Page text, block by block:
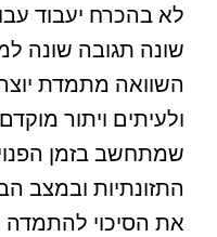
לא בהכרח יעבוד
שונה תגובה שונה
השוואה מתמדת
ולעיתים ויתור
שמתחשב בזמן
התזונתיות ובמצב
את הסיכוי